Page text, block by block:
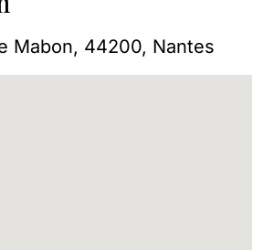
Mabon, 44200, Nantes